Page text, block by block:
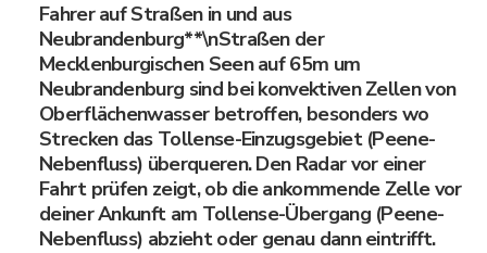
Fahrer auf Straßen in und aus
Neubrandenburg**\nStraßen der
Mecklenburgischen Seen auf 65m um
Neubrandenburg sind bei konvektiven Zellen von
Oberflächenwasser betroffen, besonders wo
Strecken das Tollense-Einzugsgebiet (Peene-
Nebenfluss) überqueren. Den Radar vor einer
Fahrt prüfen zeigt, ob die ankommende Zelle vor
deiner Ankunft am Tollense-Übergang (Peene-
Nebenfluss) abzieht oder genau dann eintrifft.